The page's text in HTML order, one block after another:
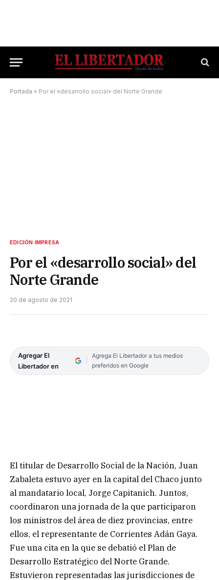
Portada » Por el «desarrollo social» del Norte Grande
EDICIÓN IMPRESA
Por el «desarrollo social» del
Norte Grande
20 de agosto de 2021
Agregar El
Libertador en
Agrega El Libertador a tus medios
preferidos en Google
El titular de Desarrollo Social de la Nación, Juan
Zabaleta estuvo ayer en la capital del Chaco junto
al mandatario local, Jorge Capitanich. Juntos,
coordinaron una jornada de la que participaron
los ministros del área de diez provincias, entre
ellos, el representante de Corrientes Adán Gaya.
Fue una cita en la que se debatió el Plan de
Desarrollo Estratégico del Norte Grande.
Estuvieron representadas las jurisdicciones de